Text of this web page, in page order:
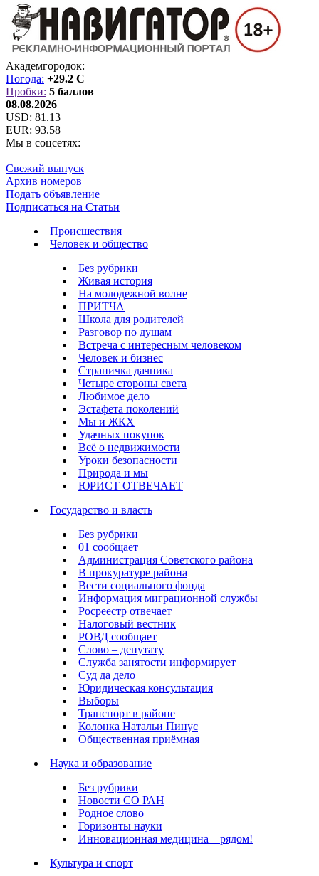
Академгородок:
Погода: +29.2 C
Пробки: 5 баллов
08.08.2026
USD: 81.13
EUR: 93.58
Мы в соцсетях:
Свежий выпуск
Архив номеров
Подать объявление
Подписаться на Статьи
Происшествия
Человек и общество
Без рубрики
Живая история
На молодежной волне
ПРИТЧА
Школа для родителей
Разговор по душам
Встреча с интересным человеком
Человек и бизнес
Страничка дачника
Четыре стороны света
Любимое дело
Эстафета поколений
Мы и ЖКХ
Удачных покупок
Всё о недвижимости
Уроки безопасности
Природа и мы
ЮРИСТ ОТВЕЧАЕТ
Государство и власть
Без рубрики
01 сообщает
Администрация Советского района
В прокуратуре района
Вести социального фонда
Информация миграционной службы
Росреестр отвечает
Налоговый вестник
РОВД сообщает
Слово – депутату
Служба занятости информирует
Суд да дело
Юридическая консультация
Выборы
Транспорт в районе
Колонка Натальи Пинус
Общественная приёмная
Наука и образование
Без рубрики
Новости СО РАН
Родное слово
Горизонты науки
Инновационная медицина – рядом!
Культура и спорт